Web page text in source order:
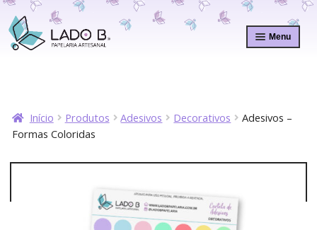
Pular
para
navegação
Pular
para
o
Menu
Início Produtos Adesivos Decorativos
Adesivos –
Formas Coloridas